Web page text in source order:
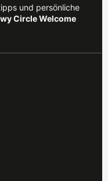
und persönliche
Circle Welcome